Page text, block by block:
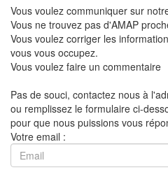
Vous voulez communiquer sur
Vous ne trouvez pas d'AMAP
Vous voulez corriger les
vous vous occupez.
Vous voulez faire un commentaire
Pas de souci, contactez nous à
ou remplissez le formulaire ci-
pour que nous puissions vous
Votre email :